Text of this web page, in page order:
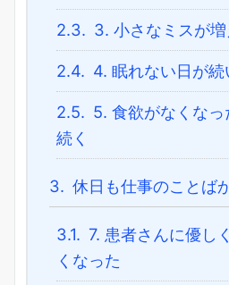
2.3. 3. 小さなミスが増
2.4. 4. 眠れない日が続
2.5. 5. 食欲がなくな
続く
3. 休日も仕事のことば
3.1. 7. 患者さんに優し
くなった